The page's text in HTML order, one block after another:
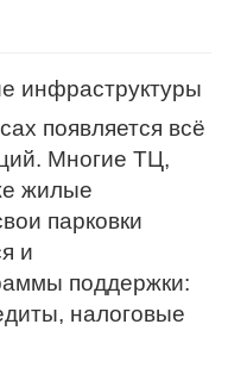
инфраструктуры
появляется всё
Многие ТЦ,
жилые
парковки
и
поддержки:
налоговые